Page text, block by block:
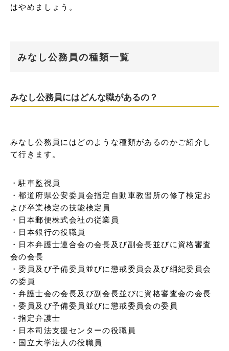
はやめましょう。
みなし公務員の種類一覧
みなし公務員にはどんな職があるの？
みなし公務員にはどのような種類があるのかご紹介し
て行きます。
・駐車監視員
・都道府県公安委員会指定自動車教習所の修了検定お
よび卒業検定の技能検定員
・日本郵便株式会社の従業員
・日本銀行の役職員
・日本弁護士連合会の会長及び副会長並びに資格審査
会の会長
・委員及び予備委員並びに懲戒委員会及び綱紀委員会
の委員
・弁護士会の会長及び副会長並びに資格審査会の会長
・委員及び予備委員並びに懲戒委員会の委員
・指定弁護士
・日本司法支援センターの役職員
・国立大学法人の役職員